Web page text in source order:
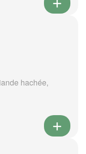
hachée,